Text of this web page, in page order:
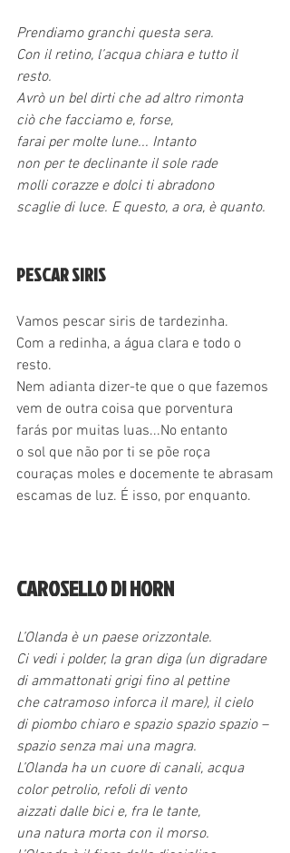
Prendiamo granchi questa sera.
Con il retino, l’acqua chiara e tutto il
resto.
Avrò un bel dirti che ad altro rimonta
ciò che facciamo e, forse,
farai per molte lune... Intanto
non per te declinante il sole rade
molli corazze e dolci ti abradono
scaglie di luce. E questo, a ora, è quanto.
PESCAR SIRIS
Vamos pescar siris de tardezinha.
Com a redinha, a água clara e todo o
resto.
Nem adianta dizer-te que o que fazemos
vem de outra coisa que porventura
farás por muitas luas...No entanto
o sol que não por ti se põe roça
couraças moles e docemente te abrasam
escamas de luz. É isso, por enquanto.
CAROSELLO DI HORN
L’Olanda è un paese orizzontale.
Ci vedi i polder, la gran diga (un digradare
di ammattonati grigi fino al pettine
che catramoso inforca il mare), il cielo
di piombo chiaro e spazio spazio spazio –
spazio senza mai una magra.
L’Olanda ha un cuore di canali, acqua
color petrolio, refoli di vento
aizzati dalle bici e, fra le tante,
una natura morta con il morso.